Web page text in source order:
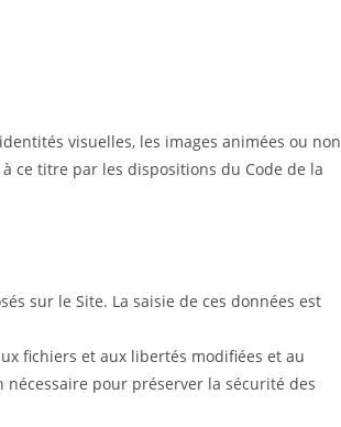
visuelles, les images animées ou non
ce titre par les dispositions du Code de la
sur le Site. La saisie de ces données est
fichiers et aux libertés modifiées et au
nécessaire pour préserver la sécurité des